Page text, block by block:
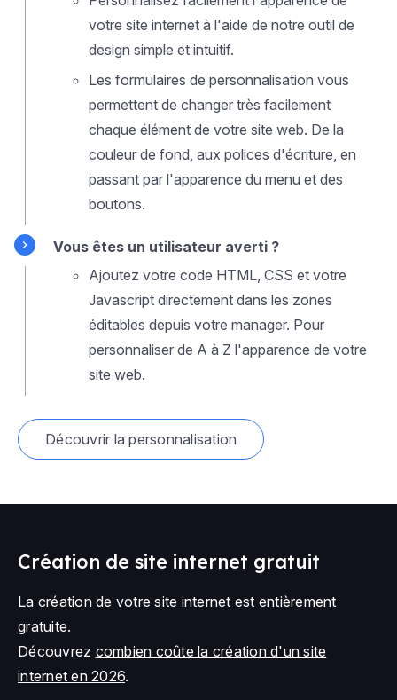
votre site internet à l'aide de notre outil de
design simple et intuitif.
Les formulaires de personnalisation vous
permettent de changer très facilement
chaque élément de votre site web. De la
couleur de fond, aux polices d'écriture, en
passant par l'apparence du menu et des
boutons.
Vous êtes un utilisateur averti ?
Ajoutez votre code HTML, CSS et votre
Javascript directement dans les zones
éditables depuis votre manager. Pour
personnaliser de A à Z l'apparence de votre
site web.
Découvrir la personnalisation
Création de site internet gratuit
La création de votre site internet est entièrement
gratuite.
Découvrez combien coûte la création d'un site
internet en 2026.